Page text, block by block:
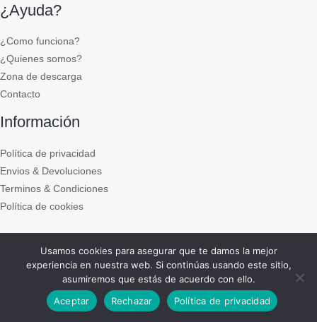
¿Ayuda?
¿Como funciona?
¿Quienes somos?
Zona de descarga
Contacto
Información
Política de privacidad
Envios & Devoluciones
Terminos & Condiciones
Política de cookies
Copyright © 2011 - 2021 DEL PUCHERO A CASA
Power byNatalia Salgueiro
Usamos cookies para asegurar que te damos la mejor
experiencia en nuestra web. Si continúas usando este sitio,
asumiremos que estás de acuerdo con ello.
Aceptar
Rechazar Política de privacidad